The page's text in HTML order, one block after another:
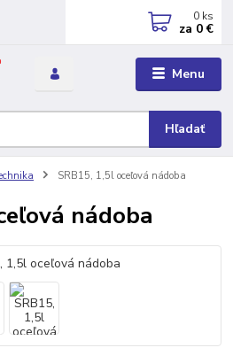
Menu
Hľadať
0 ks
za 0 €
SRB15, 1,5l oceľová nádoba
nádoba